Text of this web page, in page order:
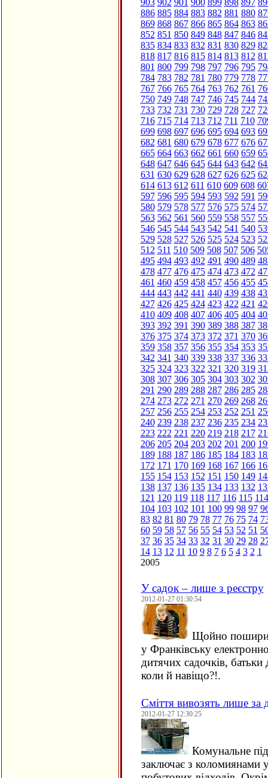
903 902 901 900 899 898 897
886 885 884 883 882 881 880
869 868 867 866 865 864 863
852 851 850 849 848 847 846
835 834 833 832 831 830 829
818 817 816 815 814 813 812
801 800 799 798 797 796 795
784 783 782 781 780 779 778
767 766 765 764 763 762 761
750 749 748 747 746 745 744
733 732 731 730 729 728 727
716 715 714 713 712 711 710
699 698 697 696 695 694 693
682 681 680 679 678 677 676
665 664 663 662 661 660 659
648 647 646 645 644 643 642
631 630 629 628 627 626 625
614 613 612 611 610 609 608
597 596 595 594 593 592 591
580 579 578 577 576 575 574
563 562 561 560 559 558 557
546 545 544 543 542 541 540
529 528 527 526 525 524 523
512 511 510 509 508 507 506
495 494 493 492 491 490 489
478 477 476 475 474 473 472
461 460 459 458 457 456 455
444 443 442 441 440 439 438
427 426 425 424 423 422 421
410 409 408 407 406 405 404
393 392 391 390 389 388 387
376 375 374 373 372 371 370
359 358 357 356 355 354 353
342 341 340 339 338 337 336
325 324 323 322 321 320 319
308 307 306 305 304 303 302
291 290 289 288 287 286 285
274 273 272 271 270 269 268
257 256 255 254 253 252 251
240 239 238 237 236 235 234
223 222 221 220 219 218 217
206 205 204 203 202 201 200
189 188 187 186 185 184 183
172 171 170 169 168 167 166
155 154 153 152 151 150 149
138 137 136 135 134 133 132
121 120 119 118 117 116 115 114
104 103 102 101 100 99 98 97
83 82 81 80 79 78 77 76 75 74
60 59 58 57 56 55 54 53 52 51
37 36 35 34 33 32 31 30 29 28
14 13 12 11 10 9 8 7 6 5 4 3 2 1
2005
У садок – лише з реєстру
2012-01-27 01:30:54
Щойно
у Франківську
дитячих садочків,
коли й навіщо?!.
Сміття вивозять лише за
2012-01-27 12:30:25
Комунальне
заключає з коломиянами